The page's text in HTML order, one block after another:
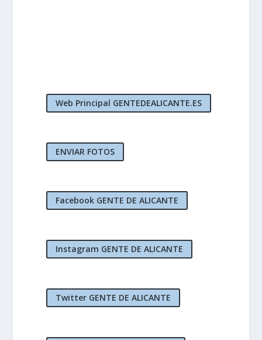
Web Principal GENTEDEALICANTE.ES
ENVIAR FOTOS
Facebook GENTE DE ALICANTE
Instagram GENTE DE ALICANTE
Twitter GENTE DE ALICANTE